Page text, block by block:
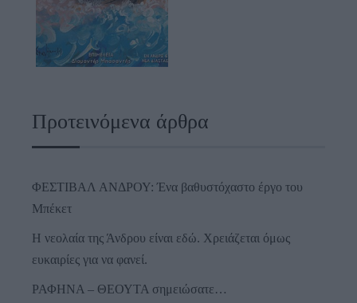
Προτεινόμενα άρθρα
ΦΕΣΤΙΒΑΛ ΑΝΔΡΟΥ: Ένα βαθυστόχαστο έργο του
Μπέκετ
Η νεολαία της Άνδρου είναι εδώ. Χρειάζεται όμως
ευκαιρίες για να φανεί.
ΡΑΦΗΝΑ – ΘΕΟΥΤΑ σημειώσατε…